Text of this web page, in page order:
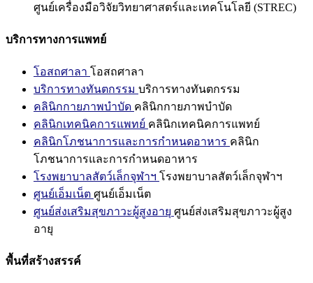
ศูนย์เครื่องมือวิจัยวิทยาศาสตร์และเทคโนโลยี (STREC)
บริการทางการแพทย์
โอสถศาลา โอสถศาลา
บริการทางทันตกรรม บริการทางทันตกรรม
คลินิกกายภาพบำบัด คลินิกกายภาพบำบัด
คลินิกเทคนิคการแพทย์ คลินิกเทคนิคการแพทย์
คลินิกโภชนาการและการกำหนดอาหาร คลินิก
โภชนาการและการกำหนดอาหาร
โรงพยาบาลสัตว์เล็กจุฬาฯ โรงพยาบาลสัตว์เล็กจุฬาฯ
ศูนย์เอ็มเน็ต ศูนย์เอ็มเน็ต
ศูนย์ส่งเสริมสุขภาวะผู้สูงอายุ ศูนย์ส่งเสริมสุขภาวะผู้สูง
อายุ
พื้นที่สร้างสรรค์